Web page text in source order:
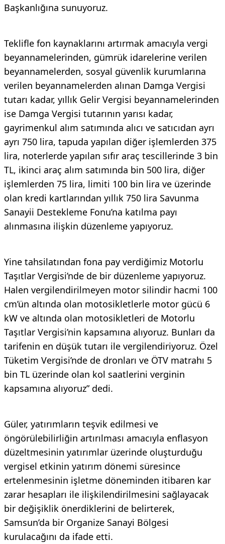
Başkanlığına sunuyoruz.
Teklifle fon kaynaklarını artırmak amacıyla vergi
beyannamelerinden, gümrük idarelerine verilen
beyannamelerden, sosyal güvenlik kurumlarına
verilen beyannamelerden alınan Damga Vergisi
tutarı kadar, yıllık Gelir Vergisi beyannamelerinden
ise Damga Vergisi tutarının yarısı kadar,
gayrimenkul alım satımında alıcı ve satıcıdan ayrı
ayrı 750 lira, tapuda yapılan diğer işlemlerden 375
lira, noterlerde yapılan sıfır araç tescillerinde 3 bin
TL, ikinci araç alım satımında bin 500 lira, diğer
işlemlerden 75 lira, limiti 100 bin lira ve üzerinde
olan kredi kartlarından yıllık 750 lira Savunma
Sanayii Destekleme Fonu’na katılma payı
alınmasına ilişkin düzenleme yapıyoruz.
Yine tahsilatından fona pay verdiğimiz Motorlu
Taşıtlar Vergisi’nde de bir düzenleme yapıyoruz.
Halen vergilendirilmeyen motor silindir hacmi 100
cm’ün altında olan motosikletlerle motor gücü 6
kW ve altında olan motosikletleri de Motorlu
Taşıtlar Vergisi’nin kapsamına alıyoruz. Bunları da
tarifenin en düşük tutarı ile vergilendiriyoruz. Özel
Tüketim Vergisi’nde de dronları ve ÖTV matrahı 5
bin TL üzerinde olan kol saatlerini verginin
kapsamına alıyoruz” dedi.
Güler, yatırımların teşvik edilmesi ve
öngörülebilirliğin artırılması amacıyla enflasyon
düzeltmesinin yatırımlar üzerinde oluşturduğu
vergisel etkinin yatırım dönemi süresince
ertelenmesinin işletme döneminden itibaren kar
zarar hesapları ile ilişkilendirilmesini sağlayacak
bir değişiklik önerdiklerini de belirterek,
Samsun’da bir Organize Sanayi Bölgesi
kurulacağını da ifade etti.